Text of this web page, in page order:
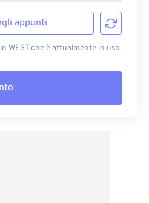
appunti
WEST che è attualmente in uso